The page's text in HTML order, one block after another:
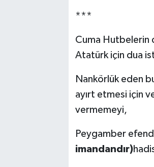
***
Cuma Hutbelerin
Atatürk için dua
Nankörlük eden
ayırt etmesi için
vermemeyi,
Peygamber
imandandır)